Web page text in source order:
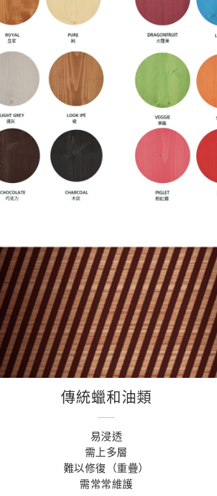
傳統蠟和油類
易浸透
需上多層
難以修復（重疊）
需常常維護